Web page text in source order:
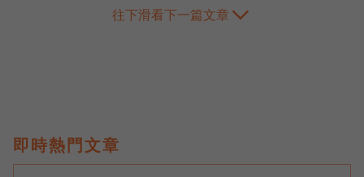
往下滑看下一篇文章
即時熱門文章